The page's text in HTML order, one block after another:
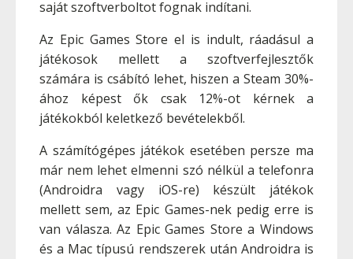
saját szoftverboltot fognak indítani.
Az Epic Games Store el is indult, ráadásul a
játékosok mellett a szoftverfejlesztők
számára is csábító lehet, hiszen a Steam 30%-
ához képest ők csak 12%-ot kérnek a
játékokból keletkező bevételekből.
A számítógépes játékok esetében persze ma
már nem lehet elmenni szó nélkül a telefonra
(Androidra vagy iOS-re) készült játékok
mellett sem, az Epic Games-nek pedig erre is
van válasza. Az Epic Games Store a Windows
és a Mac típusú rendszerek után Androidra is